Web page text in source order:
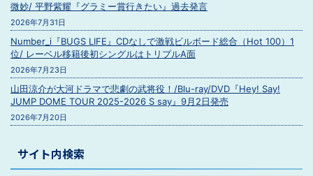
微妙/ 平野紫耀『グラミー賞行きたい』過去発言
2026年7月31日
Number_i『BUGS LIFE』CDなしで激戦ビルボード総合（Hot 100）1
位/ レーベル移籍後初シングルはトリプルA面
2026年7月23日
山田涼介が大河ドラマで悲劇の武将役！/Blu-ray/DVD『Hey! Say!
JUMP DOME TOUR 2025-2026 S say』9月2日発売
2026年7月20日
サイト内検索